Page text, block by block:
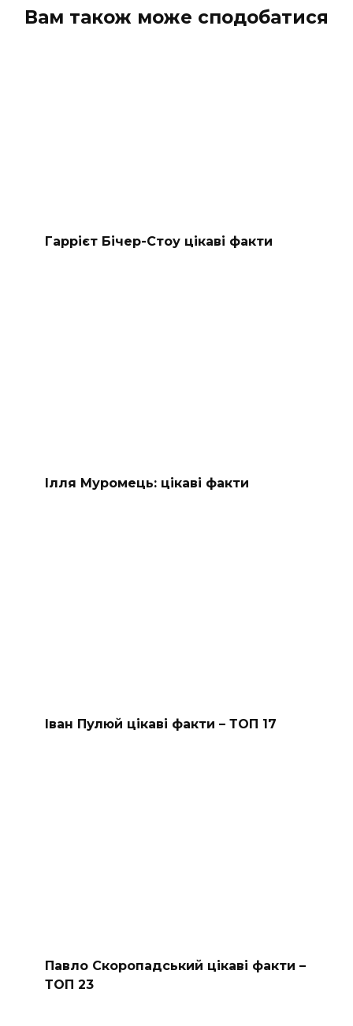
Вам також може сподобатися
Гаррієт Бічер-Стоу цікаві факти
Ілля Муромець: цікаві факти
Іван Пулюй цікаві факти – ТОП 17
Павло Скоропадський цікаві факти –
ТОП 23